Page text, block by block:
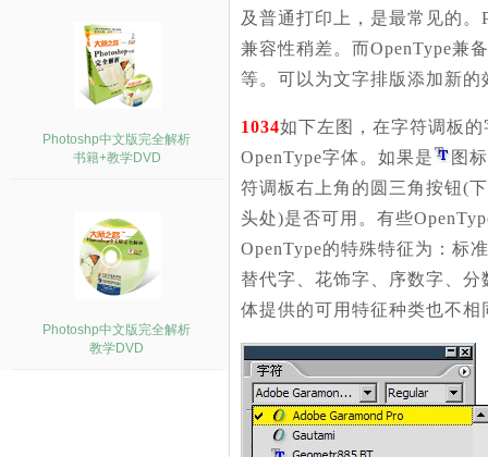
Photoshp中文版完全解析
书籍+教学DVD
Photoshp中文版完全解析
教学DVD
及普通打印上，是最常见的
兼容性稍差。而OpenType兼
等。可以为文字排版添加新
1034如下左图，在字符调板
OpenType字体。如果是
图
符调板右上角的圆三角按钮(
头处)是否可用。有些
OpenType的特殊特征为：标
替代字、花饰字、序数字、
体提供的可用特征种类也不